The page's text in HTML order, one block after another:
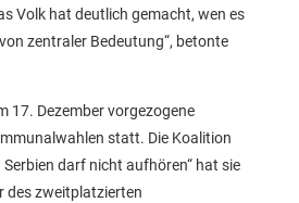
Volk hat deutlich gemacht, wen es
zentraler Bedeutung“, betonte
17. Dezember vorgezogene
statt. Die Koalition
Serbien darf nicht aufhören“ hat sie
des zweitplatzierten